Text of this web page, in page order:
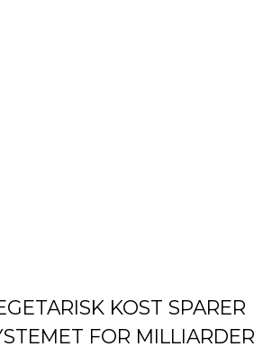
KOST SPARER
FOR MILLIARDER